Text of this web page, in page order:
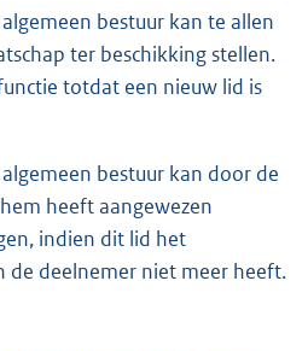
bestuur kan te allen
ter beschikking stellen.
totdat een nieuw lid is
bestuur kan door de
heeft aangewezen
indien dit lid het
de deelnemer niet meer heeft.